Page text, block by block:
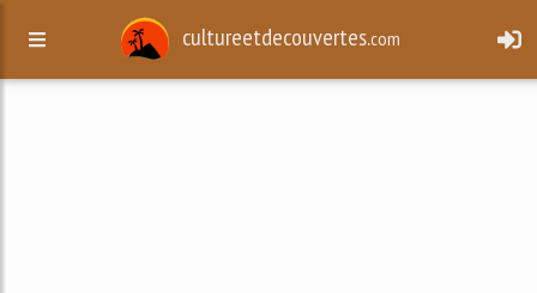
cultureetdecouvertes.com